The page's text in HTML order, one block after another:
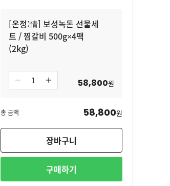
[온정:情] 보성녹돈 선물세
트 / 찜갈비 500g×4팩
(2kg)
58,800원
총 금액 58,800원
장바구니
구매하기